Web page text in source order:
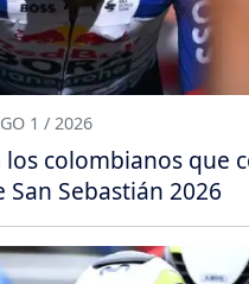
1 / 2026
los colombianos que
San Sebastián 2026